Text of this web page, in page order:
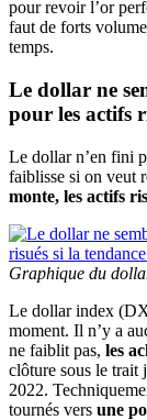
pour revoir l’or
faut de forts
temps.
Le dollar ne
pour les actifs
Le dollar n’en fini
faiblisse si on veut
monte, les actifs
Graphique du
Le dollar index
moment. Il n’y a
ne faiblit pas, les
clôture sous le trait
2022.
tournés vers une